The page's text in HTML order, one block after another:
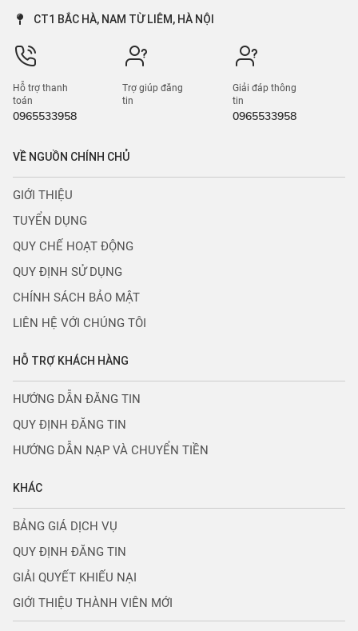
CT1 BẮC HÀ, NAM TỪ LIÊM, HÀ NỘI
Hỗ trợ thanh
toán
0965533958
Trợ giúp đăng
tin
Giải đáp thông
tin
0965533958
VỀ NGUỒN CHÍNH CHỦ
GIỚI THIỆU
TUYỂN DỤNG
QUY CHẾ HOẠT ĐỘNG
QUY ĐỊNH SỬ DỤNG
CHÍNH SÁCH BẢO MẬT
LIÊN HỆ VỚI CHÚNG TÔI
HỖ TRỢ KHÁCH HÀNG
HƯỚNG DẪN ĐĂNG TIN
QUY ĐỊNH ĐĂNG TIN
HƯỚNG DẪN NẠP VÀ CHUYỂN TIỀN
KHÁC
BẢNG GIÁ DỊCH VỤ
QUY ĐỊNH ĐĂNG TIN
GIẢI QUYẾT KHIẾU NẠI
GIỚI THIỆU THÀNH VIÊN MỚI